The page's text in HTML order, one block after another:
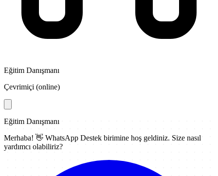
Eğitim Danışmanı
Çevrimiçi (online)
Eğitim Danışmanı
Merhaba! 👋 WhatsApp Destek birimine hoş geldiniz. Size nasıl
yardımcı olabiliriz?